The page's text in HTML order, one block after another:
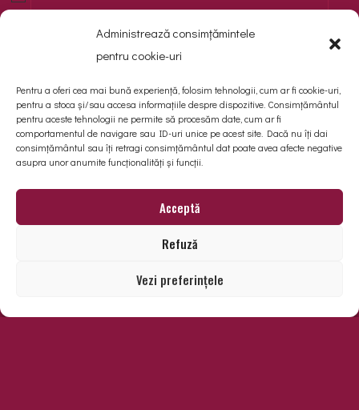
Administrează consimțămintele
pentru cookie-uri
Pentru a oferi cea mai bună experiență, folosim tehnologii, cum ar fi cookie-uri,
pentru a stoca și/sau accesa informațiile despre dispozitive. Consimțământul
pentru aceste tehnologii ne permite să procesăm date, cum ar fi
comportamentul de navigare sau ID-uri unice pe acest site. Dacă nu îți dai
consimțământul sau îți retragi consimțământul dat poate avea afecte negative
asupra unor anumite funcționalități și funcții.
Acceptă
Refuză
Vezi preferințele
Salvează-mi numele, emailul și site-ul web în acest
navigator pentru data viitoare când o să comentez.